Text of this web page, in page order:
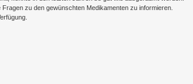
zu den gewünschten Medikamenten zu informieren.